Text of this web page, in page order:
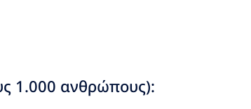
1.000 ανθρώπους):